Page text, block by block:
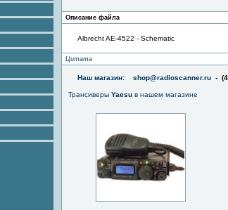
Описание файла
Albrecht AE-4522 - Schematic
Цитата
Наш магазин: shop@radioscanner.ru -
Трансиверы Yaesu в нашем магазине